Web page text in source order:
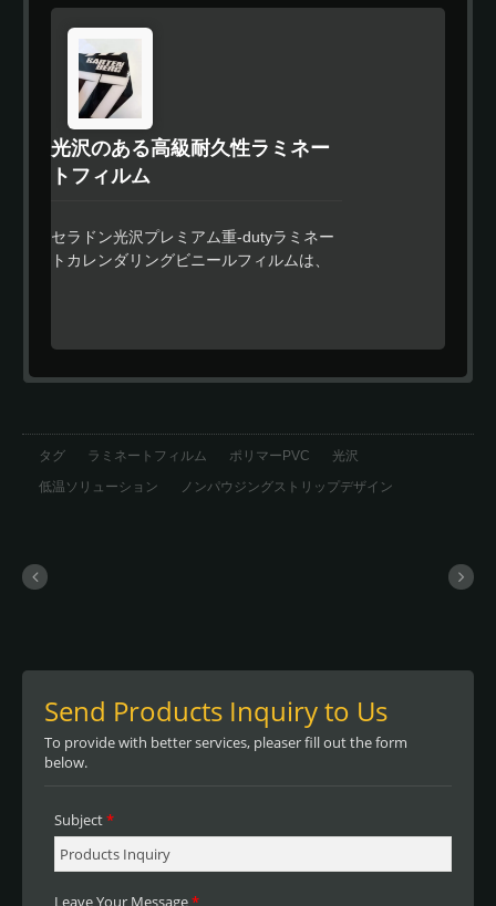
インを提供するだけでなく、ユーザーが
ロール全体を一度にラミネートする必要
がなく、どこでも停止できるノンパウジ
ングストリップデザインを提供します。
どこでも停止する際には、一切の停止線
を残しません。 また、低温環境に対して
も接着剤の配合を改良しましたので、ユ
ーザーは一般的な温度条件と同じ接着性
ミネートフィルムは、優れた適合性と信
頼性のあるパフォーマンスを持ち、これ
スの標準的なデジタル印刷技術と互換性
光沢のある高級耐久性ラミネー
トフィルム
セラドン光沢プレミアム重-dutyラミネー
トカレンダリングビニールフィルムは、
ートフィルムです。そのプレミアム特別
強力接着剤は、残留物のないデザインを
ンポーズストリップデザインも提供しま
す。 セラドンラミネートフィルムは、
タグ ラミネートフィルム ポリマーPVC 光沢
低温ソリューション ノンパウジングストリップデザイン